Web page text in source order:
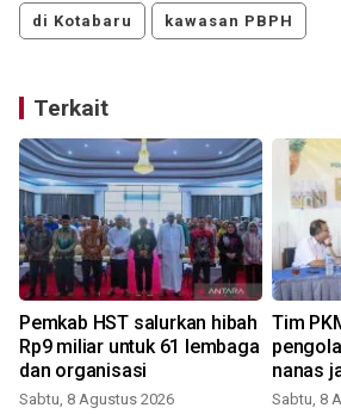
di Kotabaru kawasan PBPH
Terkait
Pemkab HST salurkan hibah
Rp9 miliar untuk 61 lembaga
dan organisasi
Sabtu, 8 Agustus 2026
Tim
nanas
cair
Sabtu, 8